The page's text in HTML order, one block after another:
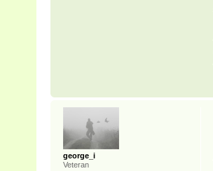
george_i
Veteran